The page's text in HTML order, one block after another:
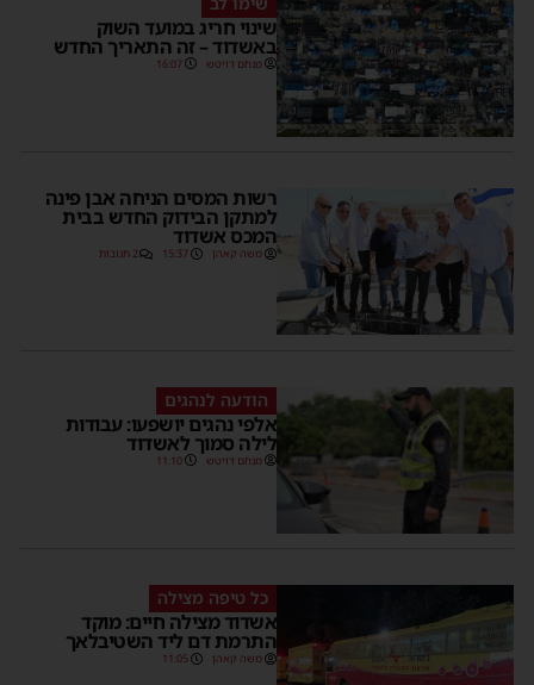
שינוי חריג במועד השוק
באשדוד – זה התאריך החדש
מנחם דויטש 16:07
רשות המסים הניחה אבן פינה
למתקן הבידוק החדש בבית
המכס אשדוד
משה קאהן 15:37 2 תגובות
הודעה לנהגים
אלפי נהגים יושפעו: עבודות
לילה סמוך לאשדוד
מנחם דויטש 11:10
כל טיפה מצילה
אשדוד מצילה חיים: מוקד
התרמת דם ליד השטיבלאך
משה קאהן 11:05